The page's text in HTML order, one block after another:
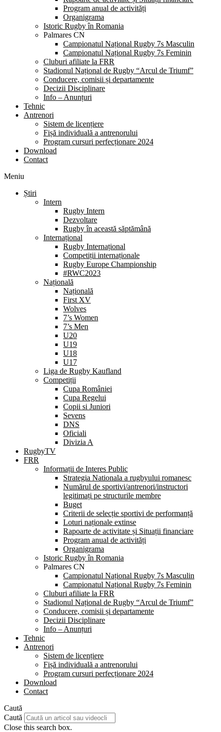
Program anual de activități
Organigrama
Istoric Rugby în Romania
Palmares CN
Campionatul Național Rugby 7s Masculin
Campionatul Național Rugby 7s Feminin
Cluburi afiliate la FRR
Stadionul Național de Rugby “Arcul de Triumf”
Conducere, comisii și departamente
Decizii Disciplinare
Info – Anunțuri
Tehnic
Antrenori
Sistem de licențiere
Fișă individuală a antrenorului
Program cursuri perfecționare 2024
Download
Contact
Meniu
Știri
Intern
Rugby Intern
Dezvoltare
Rugby în această săptămână
Internațional
Rugby Internațional
Competiții internaționale
Rugby Europe Championship
#RWC2023
Națională
Națională
First XV
Wolves
7’s Women
7’s Men
U20
U19
U18
U17
Liga de Rugby Kaufland
Competiții
Cupa României
Cupa Regelui
Copii si Juniori
Sevens
DNS
Oficiali
Divizia A
RugbyTV
FRR
Informații de Interes Public
Strategia Nationala a rugbyului romanesc
Numărul de sportivi/antrenori/instructori
legitimați pe structurile membre
Buget
Criterii de selecție sportivi de performanță
Loturi naționale extinse
Rapoarte de activitate și Situații financiare
Program anual de activități
Organigrama
Istoric Rugby în Romania
Palmares CN
Campionatul Național Rugby 7s Masculin
Campionatul Național Rugby 7s Feminin
Cluburi afiliate la FRR
Stadionul Național de Rugby “Arcul de Triumf”
Conducere, comisii și departamente
Decizii Disciplinare
Info – Anunțuri
Tehnic
Antrenori
Sistem de licențiere
Fișă individuală a antrenorului
Program cursuri perfecționare 2024
Download
Contact
Caută
Caută
Close this search box.